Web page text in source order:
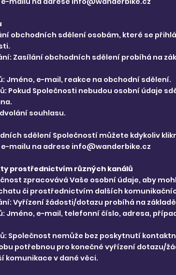
obchodních sdělení osobám, které se
Zasílání obchodních sdělení probíhá na
Jméno, e-mail, reakce na obchodní sdělení.
Pokud Společnosti nebudou osobní údaje
souhlasu.
sdělení Společností můžete kdykoliv
mailu na adrese info@wanderbike.cz
prostřednictvím různých kanálů
zpracovává Vaše osobní údaje, aby
či prostřednictvím dalších
Vyřízení žádosti/dotazu probíhá na
Jméno, e-mail, telefonní číslo, adresa,
Společnost nemůže bez poskytnutí
potřebnou pro konečné vyřízení dotazu/
komunikace v dané věci.